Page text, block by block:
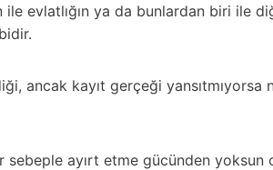
evlatlığın ya da bunlardan biri ile
ancak kayıt gerçeği yansıtmıyorsa
sebeple ayırt etme gücünden yoksun